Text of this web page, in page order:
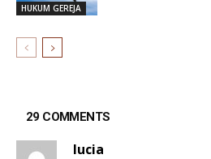
HUKUM GEREJA
29 COMMENTS
lucia